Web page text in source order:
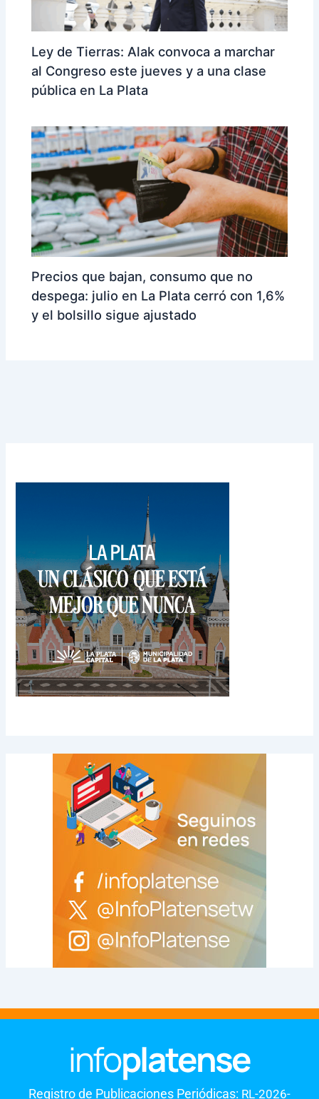
Ley de Tierras: Alak convoca a marchar
al Congreso este jueves y a una clase
pública en La Plata
Precios que bajan, consumo que no
despega: julio en La Plata cerró con 1,6%
y el bolsillo sigue ajustado
Registro de Publicaciones Periódicas: RL-2026-